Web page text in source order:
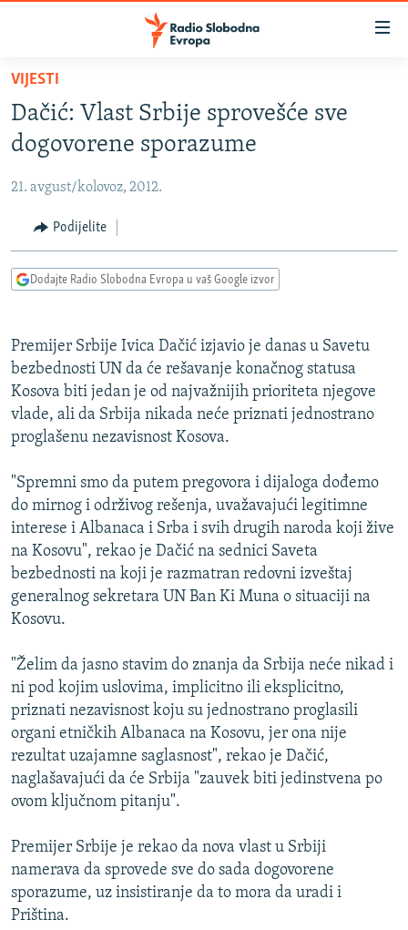
Pređite
glavni
sadržaj
Pređite
na
navigaciju
Pređite
na
BOSNA I HERCEGOVINA
SRBIJA
KOSOVO
CRNA GORA
VIDEO
INFOGRAFIKE
PODCASTI
KINA NA BALKANU
RSE PRIČE IZ SVIJETA
ISPRIČAJ MI
SPECIJALI RSE
VIŠE OD NASLOVA
GENOCID U SREBRENICI
POPLAVE I KLIZIŠTA U BIH 2024.
TV LIBERTY
POST SCRIPTUM
MOJA EVROPA
TRI DECENIJE OD RATA U BIH
SVE KARTE DEJTONA
NASTANAK I RASPAD JUGOSLAVIJE
Sve RFE/RL stranice
VIJESTI
Dačić: Vlast Srbije sprovešće sve
dogovorene sporazume
21. avgust/kolovoz, 2012.
Podijelite
Dodajte Radio Slobodna Evropa u vaš Google izvor
Premijer Srbije Ivica Dačić izjavio je danas u Savetu
bezbednosti UN da će rešavanje konačnog statusa
Kosova biti jedan je od najvažnijih prioriteta njegove
vlade, ali da Srbija nikada neće priznati jednostrano
proglašenu nezavisnost Kosova.
"Spremni smo da putem pregovora i dijaloga dođemo
do mirnog i održivog rešenja, uvažavajući legitimne
interese i Albanaca i Srba i svih drugih naroda koji žive
na Kosovu", rekao je Dačić na sednici Saveta
bezbednosti na koji je razmatran redovni izveštaj
generalnog sekretara UN Ban Ki Muna o situaciji na
Kosovu.
"Želim da jasno stavim do znanja da Srbija neće nikad i
ni pod kojim uslovima, implicitno ili eksplicitno,
priznati nezavisnost koju su jednostrano proglasili
organi etničkih Albanaca na Kosovu, jer ona nije
rezultat uzajamne saglasnost", rekao je Dačić,
naglašavajući da će Srbija "zauvek biti jedinstvena po
ovom ključnom pitanju".
Premijer Srbije je rekao da nova vlast u Srbiji
namerava da sprovede sve do sada dogovorene
sporazume, uz insistiranje da to mora da uradi i
Priština.